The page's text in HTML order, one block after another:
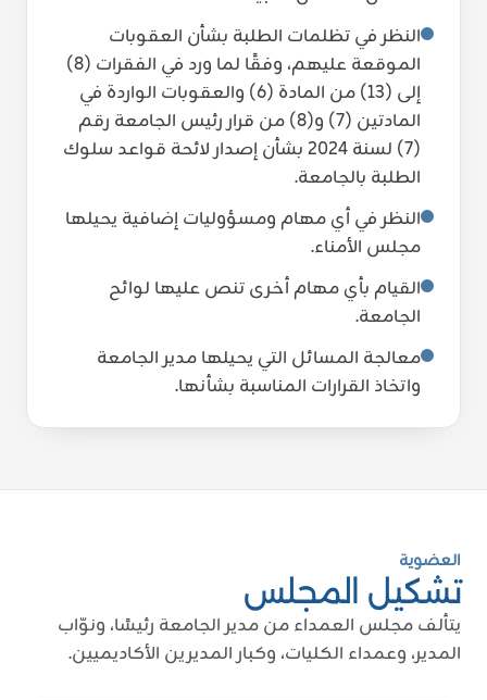
النظر في تظلمات الطلبة بشأن العقوبات
الموقعة عليهم، وفقًا لما ورد في الفقرات (8)
إلى (13) من المادة (6) والعقوبات الواردة في
المادتين (7) و(8) من قرار رئيس الجامعة رقم
(7) لسنة 2024 بشأن إصدار لائحة قواعد سلوك
الطلبة بالجامعة.
النظر في أي مهام ومسؤوليات إضافية يحيلها
مجلس الأمناء.
القيام بأي مهام أخرى تنص عليها لوائح
الجامعة.
معالجة المسائل التي يحيلها مدير الجامعة
واتخاذ القرارات المناسبة بشأنها.
العضوية
تشكيل المجلس
يتألف مجلس العمداء من مدير الجامعة رئيسًا، ونوّاب
المدير، وعمداء الكليات، وكبار المديرين الأكاديميين.